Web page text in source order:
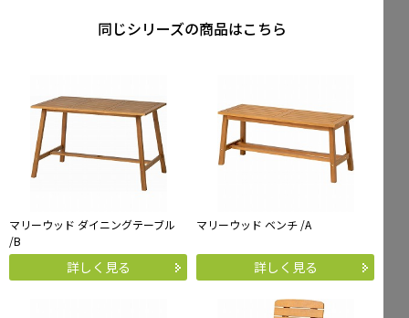
同じシリーズの商品はこちら
マリーウッド ダイニングテーブル
/B
詳しく見る
マリーウッド ベンチ /A
詳しく見る